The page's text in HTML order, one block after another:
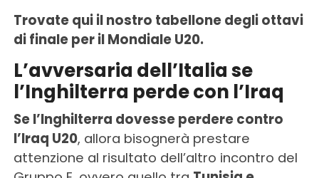
Trovate qui il nostro tabellone degli ottavi
di finale per il Mondiale U20.
L’avversaria dell’Italia se
l’Inghilterra perde con l’Iraq
Se l’Inghilterra dovesse perdere contro
l’Iraq U20, allora bisognerà prestare
attenzione al risultato dell’altro incontro del